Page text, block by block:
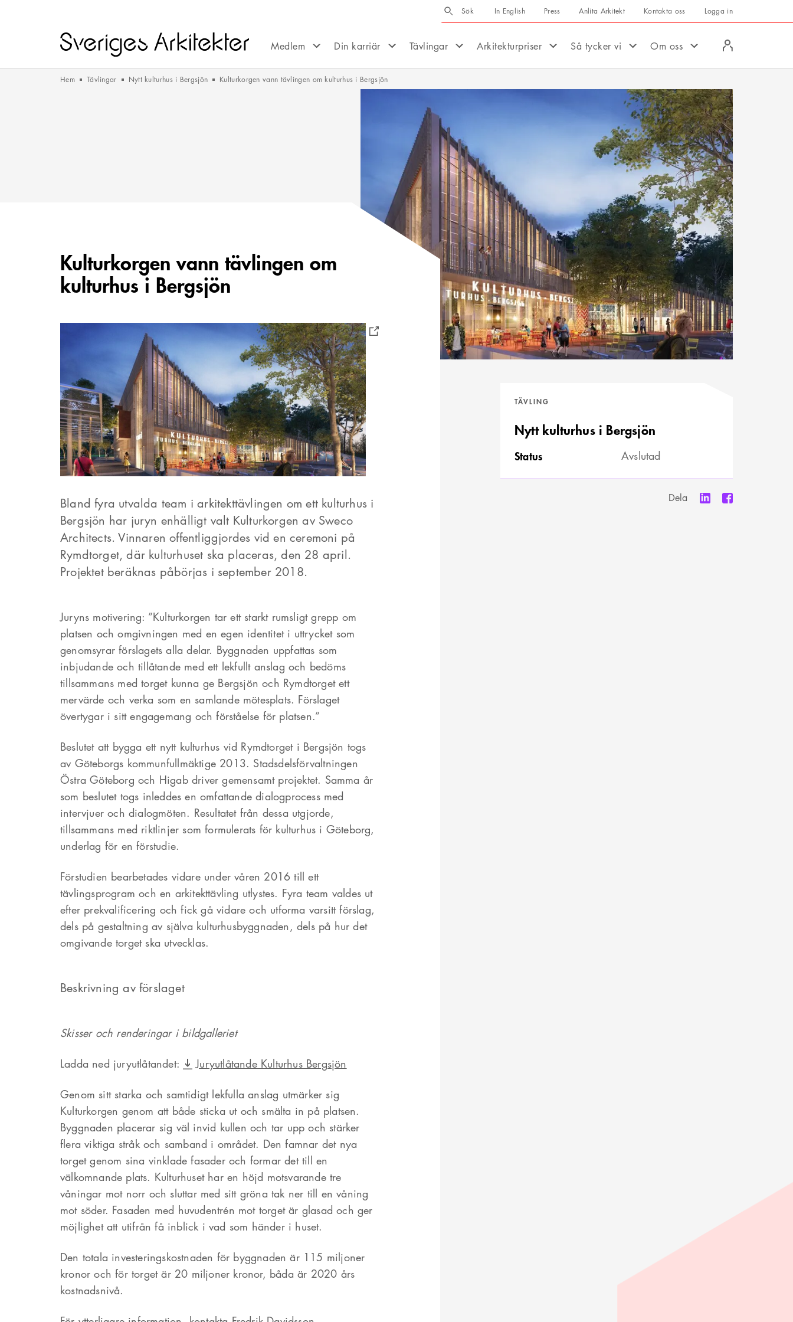
Sök
Sök In English Press Anlita Arkitekt Kontakta oss Logga in
Medlem Din karriär Tävlingar Arkitekturpriser Så tycker vi Om oss
in
Hem Tävlingar Nytt kulturhus i Bergsjön Kulturkorgen vann tävlingen om kulturhus i Bergsjön
Kulturkorgen vann tävlingen om
kulturhus i Bergsjön
Bland fyra utvalda team i arkitekttävlingen om ett kulturhus i
Bergsjön har juryn enhälligt valt Kulturkorgen av Sweco
Architects. Vinnaren offentliggjordes vid en ceremoni på
Rymdtorget, där kulturhuset ska placeras, den 28 april.
Projektet beräknas påbörjas i september 2018.
Juryns motivering: ”Kulturkorgen tar ett starkt rumsligt grepp om
platsen och omgivningen med en egen identitet i uttrycket som
genomsyrar förslagets alla delar. Byggnaden uppfattas som
inbjudande och tillåtande med ett lekfullt anslag och bedöms
tillsammans med torget kunna ge Bergsjön och Rymdtorget ett
mervärde och verka som en samlande mötesplats. Förslaget
övertygar i sitt engagemang och förståelse för platsen.”
Beslutet att bygga ett nytt kulturhus vid Rymdtorget i Bergsjön togs
av Göteborgs kommunfullmäktige 2013. Stadsdelsförvaltningen
Östra Göteborg och Higab driver gemensamt projektet. Samma år
som beslutet togs inleddes en omfattande dialogprocess med
intervjuer och dialogmöten. Resultatet från dessa utgjorde,
tillsammans med riktlinjer som formulerats för kulturhus i Göteborg,
underlag för en förstudie.
Förstudien bearbetades vidare under våren 2016 till ett
tävlingsprogram och en arkitekttävling utlystes. Fyra team valdes ut
efter prekvalificering och fick gå vidare och utforma varsitt förslag,
dels på gestaltning av själva kulturhusbyggnaden, dels på hur det
omgivande torget ska utvecklas.
Beskrivning av förslaget
Skisser och renderingar i bildgalleriet
Ladda ned juryutlåtandet: Juryutlåtande Kulturhus Bergsjön
Genom sitt starka och samtidigt lekfulla anslag utmärker sig
Kulturkorgen genom att både sticka ut och smälta in på platsen.
Byggnaden placerar sig väl invid kullen och tar upp och stärker
flera viktiga stråk och samband i området. Den famnar det nya
torget genom sina vinklade fasader och formar det till en
välkomnande plats. Kulturhuset har en höjd motsvarande tre
våningar mot norr och sluttar med sitt gröna tak ner till en våning
mot söder. Fasaden med huvudentrén mot torget är glasad och ger
möjlighet att utifrån få inblick i vad som händer i huset.
Den totala investeringskostnaden för byggnaden är 115 miljoner
kronor och för torget är 20 miljoner kronor, båda är 2020 års
kostnadsnivå.
TÄVLING
Nytt kulturhus i Bergsjön
Status Avslutad
Dela